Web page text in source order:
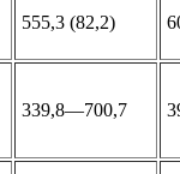
555,3 (82,2)
339,8—700,7